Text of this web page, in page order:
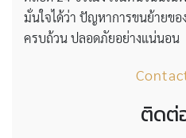
มั่นใจได้ว่า ปัญหาการขนย้ายขอ
ครบถ้วน ปลอดภัยอย่างแน่นอน
ติดต่